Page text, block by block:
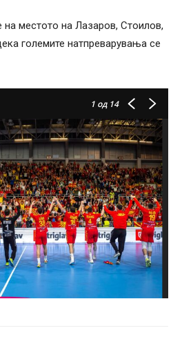
на местото на Лазаров, Стоилов,
големите натпреварувања се
1 од 14